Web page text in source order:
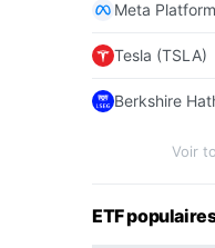
Meta
Tesla (TSLA)
Berkshire
Voir
ETF